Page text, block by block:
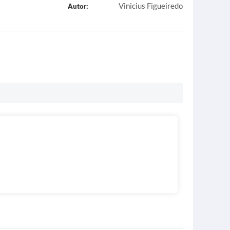
Autor: Vinicius Figueiredo